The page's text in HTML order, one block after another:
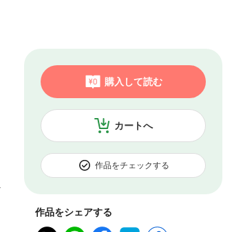
カートへ
購入して読む
作品をチェックする
作品をシェアする